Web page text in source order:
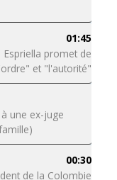
01:45
promet de
et "l'autorité"
une ex-juge
00:30
de la Colombie